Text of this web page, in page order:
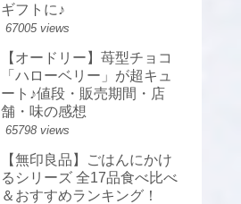
ギフトに♪
67005 views
【オードリー】苺型チョコ
「ハローベリー」が超キュ
ート♪値段・販売期間・店
舗・味の感想
65798 views
【無印良品】ごはんにかけ
るシリーズ 全17品食べ比べ
＆おすすめランキング！